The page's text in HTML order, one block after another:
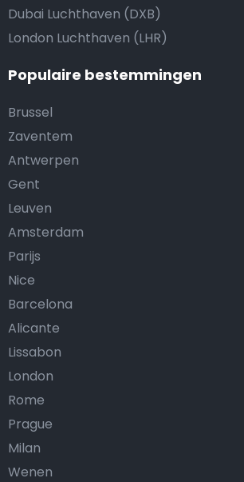
Dubai Luchthaven (DXB)
London Luchthaven (LHR)
Populaire bestemmingen
Brussel
Zaventem
Antwerpen
Gent
Leuven
Amsterdam
Parijs
Nice
Barcelona
Alicante
Lissabon
London
Rome
Prague
Milan
Wenen